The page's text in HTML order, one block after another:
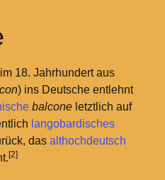
18. Jahrhundert aus
) ins Deutsche entlehnt
balconeletztlich auf
langobardisches
das althochdeutsch
[2]